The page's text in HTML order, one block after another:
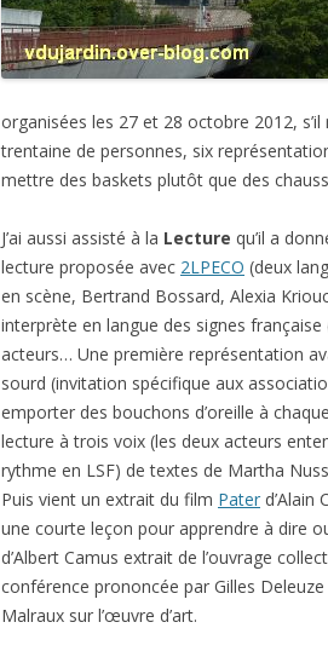
organisées les 27 et 28 octobre 2012,
trentaine de personnes, six
mettre des baskets plutôt que des
J’ai aussi assisté à la Lecture qu’il a
lecture proposée avec 2LPECO (deux
en scène, Bertrand Bossard, Alexia
interprète en langue des signes
acteurs… Une première représentation
sourd (invitation spécifique aux
emporter des bouchons d’oreille à
lecture à trois voix (les deux acteurs
rythme en LSF) de textes de Martha
Puis vient un extrait du film Pater d’Alain
une courte leçon pour apprendre à dire
d’Albert Camus extrait de l’ouvrage
conférence prononcée par Gilles
Malraux sur l’œuvre d’art.